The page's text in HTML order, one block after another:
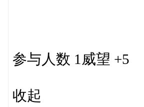
参与人数 1威望 +5
收起